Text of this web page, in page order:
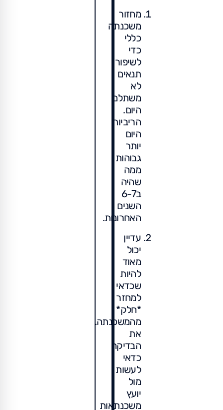
מחזור
משכנתה
כללי
כדי
לשיפור
תנאים
לא
משתלם
היום.
הריביות
היום
יותר
גבוהות
ממה
שהיה
ב6-7
השנים
האחרונות.
עדיין
יכול
מאוד
להיות
שכדאי
למחזר
*חלק*
מהמשכנתה.
את
הבדיקה
כדאי
לעשות
מול
יועץ
משכנתאות